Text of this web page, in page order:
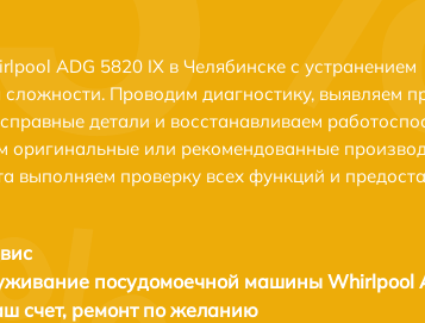
ADG 5820 IX в Челябинске с устранением
Проводим диагностику, выявляем
детали и восстанавливаем
оригинальные или рекомендованные
выполняем проверку всех функций и
посудомоечной машины Whirlpool
счет, ремонт по желанию